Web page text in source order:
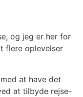
og jeg er her for
flere oplevelser
at have det
at tilbyde rejse-